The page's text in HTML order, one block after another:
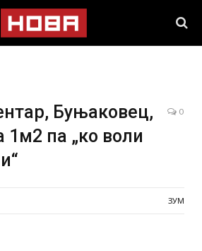
Буњаковец,
1м2 па „ко воли
0
ЗУМ